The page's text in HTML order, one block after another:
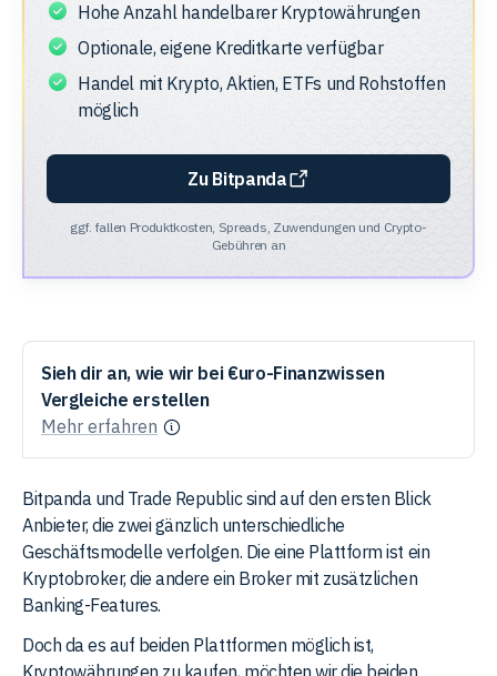
Hohe Anzahl handelbarer Kryptowährungen
Optionale, eigene Kreditkarte verfügbar
Handel mit Krypto, Aktien, ETFs und Rohstoffen
möglich
Zu Bitpanda
ggf. fallen Produktkosten, Spreads, Zuwendungen und Crypto-
Gebühren an
Sieh dir an, wie wir bei €uro-Finanzwissen
Vergleiche erstellen
Mehr erfahren
Bitpanda und Trade Republic sind auf den ersten Blick
Anbieter, die zwei gänzlich unterschiedliche
Geschäftsmodelle verfolgen. Die eine Plattform ist ein
Kryptobroker, die andere ein Broker mit zusätzlichen
Banking-Features.
Doch da es auf beiden Plattformen möglich ist,
Kryptowährungen zu kaufen, möchten wir die beiden